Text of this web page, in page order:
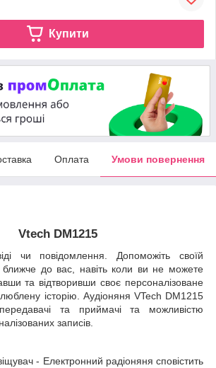
Купити
Оплата Умови повернення
Vtech DM1215
чи повідомлення. Допоможіть своїй
ближче до вас, навіть коли ви не можете
та відтворивши своє персоналізоване
історію. Аудіоняня VTech DM1215
та приймачі та можливістю
записів.
- Електронний радіоняня сповістить